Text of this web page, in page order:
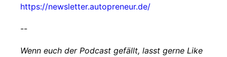
https://newsletter.autopreneur.de/
--
Wenn euch der Podcast gefällt, lasst gerne Like